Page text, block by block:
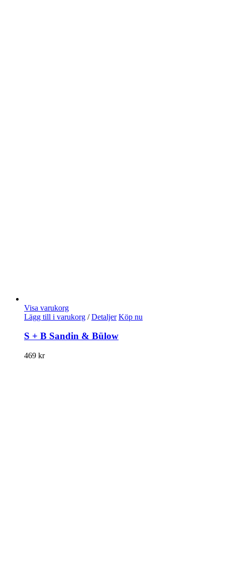
Visa varukorg
Lägg till i varukorg / Detaljer Köp nu
S + B Sandin & Bülow
469 kr